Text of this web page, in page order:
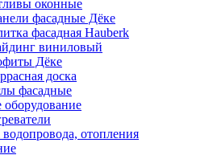
оконные
фасадные Дёке
фасадная Hauberk
виниловый
Дёке
доска
фасадные
отопления